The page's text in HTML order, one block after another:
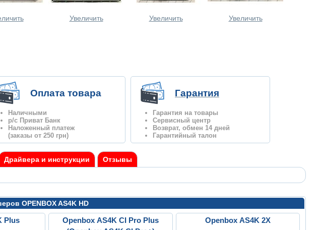
Увеличить Увеличить Увеличить
Оплата товара
Наличными
р/с Приват Банк
Наложенный платеж
(заказы от 250 грн)
Гарантия
Гарантия на товары
Сервисный центр
Возврат, обмен 14 дней
Гарантийный талон
Драйвера и инструкции Отзывы
OPENBOX AS4K HD
Plus
Openbox AS4K CI Pro Plus
Openbox AS4K 2X